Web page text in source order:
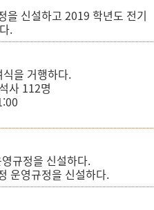
을 신설하고 2019 학년도 전기
.
을 거행하다.
사 112명
규정을 신설하다.
운영규정을 신설하다.